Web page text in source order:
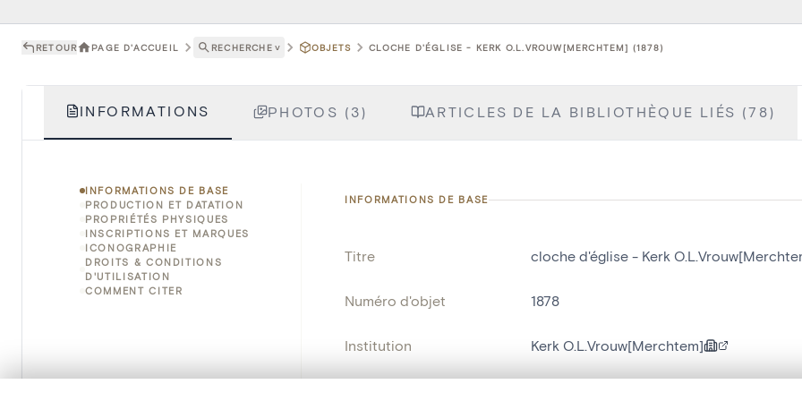
RETOUR PAGE D'ACCUEIL RECHERCHE ˅ OBJETS CLOCHE D'ÉGLISE - KERK O.L.VROUW[MERCHTEM] (1878)
INFORMATIONS PHOTOS (3) ARTICLES DE LA BIBLIOTHÈQUE LIÉS (78)
INFORMATIONS DE BASE
PRODUCTION ET DATATION
PROPRIÉTÉS PHYSIQUES
INSCRIPTIONS ET MARQUES
ICONOGRAPHIE
DROITS & CONDITIONS
D'UTILISATION
COMMENT CITER
INFORMATIONS DE BASE
Titre cloche d'église - Kerk
Numéro d'objet 1878
Institution Kerk O.L.Vrouw[Merchtem]